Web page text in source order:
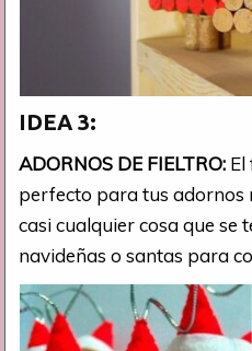
IDEA 3:
ADORNOS DE FIELTRO:
perfecto para tus adornos
casi cualquier cosa que se
navideñas o santas para